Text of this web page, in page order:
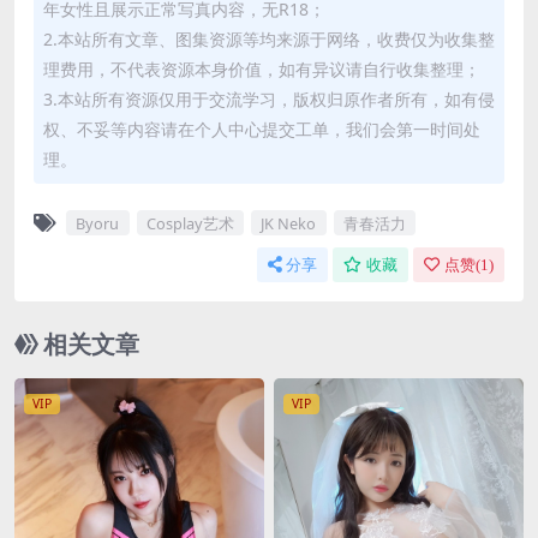
年女性且展示正常写真内容，无R18；
2.本站所有文章、图集资源等均来源于网络，收费仅为收集整
理费用，不代表资源本身价值，如有异议请自行收集整理；
3.本站所有资源仅用于交流学习，版权归原作者所有，如有侵
权、不妥等内容请在个人中心提交工单，我们会第一时间处
理。
Byoru Cosplay艺术 JK Neko 青春活力
分享 收藏 点赞(1)
相关文章
VIP VIP